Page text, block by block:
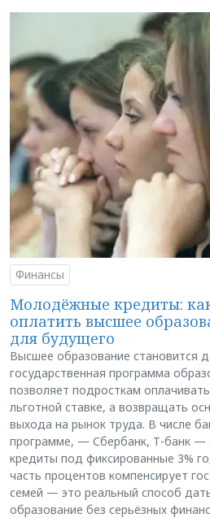
Финансы
Молодёжные кредиты:
оплатить высшее
для будущего
Высшее образование становится
государственная программа
позволяет подросткам
льготной ставке, а возвращать
выхода на рынок труда. В числе
программе, — Сбербанк, Т-банк —
кредиты под фиксированные 3%
часть процентов компенсирует
семей — это реальный способ
образование без серьёзных